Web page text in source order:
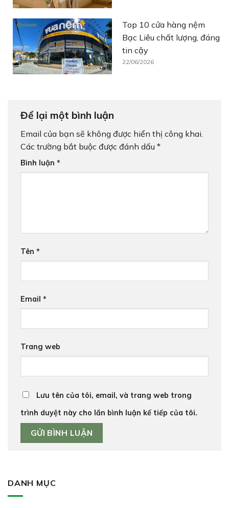
Top 10 cửa hàng nệm
Bạc Liêu chất lượng, đáng
tin cậy
22/06/2026
Để lại một bình luận
Email của bạn sẽ không được hiển thị công khai.
Các trường bắt buộc được đánh dấu *
Bình luận *
Tên *
Email *
Trang web
Lưu tên của tôi, email, và trang web trong
trình duyệt này cho lần bình luận kế tiếp của tôi.
DANH MỤC